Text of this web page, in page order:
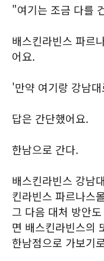
"여기는 조금 다를
배스킨라빈스 파르
어요.
'만약 여기랑 강남
답은 간단했어요.
한남으로 간다.
배스킨라빈스 강남
킨라빈스 파르나스
그 다음 대처 방안
면 배스킨라빈스의
한남점으로 가보기